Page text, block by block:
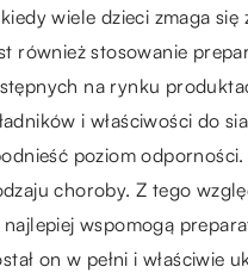
wiele dzieci zmaga
również stosowanie
na rynku
i właściwości do
poziom
choroby. Z tego
wspomogą
on w pełni i właściwie